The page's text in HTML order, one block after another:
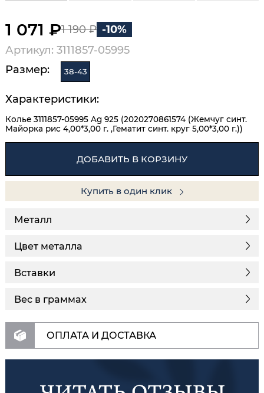
1 071 ₽1 190 ₽ -10%
Артикул: 3111857-05995
Размер:
38-43
Характеристики:
Колье 3111857-05995 Ag 925 (2020270861574 (Жемчуг синт.
Майорка рис 4,00*3,00 г. ,Гематит синт. круг 5,00*3,00 г.))
ДОБАВИТЬ В КОРЗИНУ
Купить в один клик
Металл
Цвет металла
Вставки
Вес в граммах
ОПЛАТА И ДОСТАВКА